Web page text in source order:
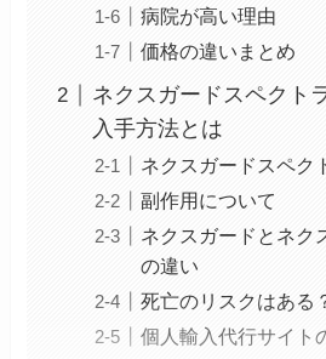
病院が高い理由
価格の違いまとめ
ネクスガードスペクト
入手方法とは
ネクスガードスペク
副作用について
ネクスガードとネク
の違い
死亡のリスクはある
個人輸入代行サイト